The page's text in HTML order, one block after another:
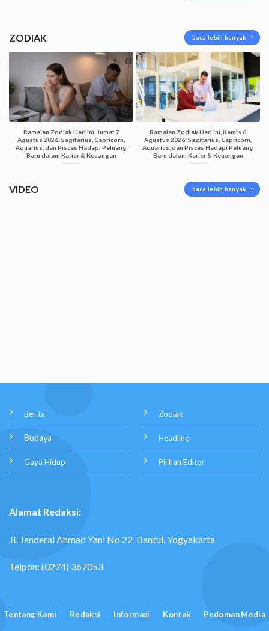
ZODIAK baca lebih banyak
Ramalan Zodiak Hari Ini, Jumat 7
Agustus 2026: Sagitarius, Capricorn,
Aquarius, dan Pisces Hadapi Peluang
Baru dalam Karier & Keuangan
Ramalan Zodiak Hari Ini, Kamis 6
Agustus 2026: Sagitarius, Capricorn,
Aquarius, dan Pisces Hadapi Peluang
Baru dalam Karier & Keuangan
VIDEO baca lebih banyak
Berita
Budaya
Gaya Hidup
Zodiak
Headline
Pilihan Editor
Alamat Redaksi:
JL Jenderal Ahmad Yani No.22, Bantul, Yogyakarta
Telpon: (0274) 367053
Tentang Kami Redaksi Informasi Kontak Pedoman Media